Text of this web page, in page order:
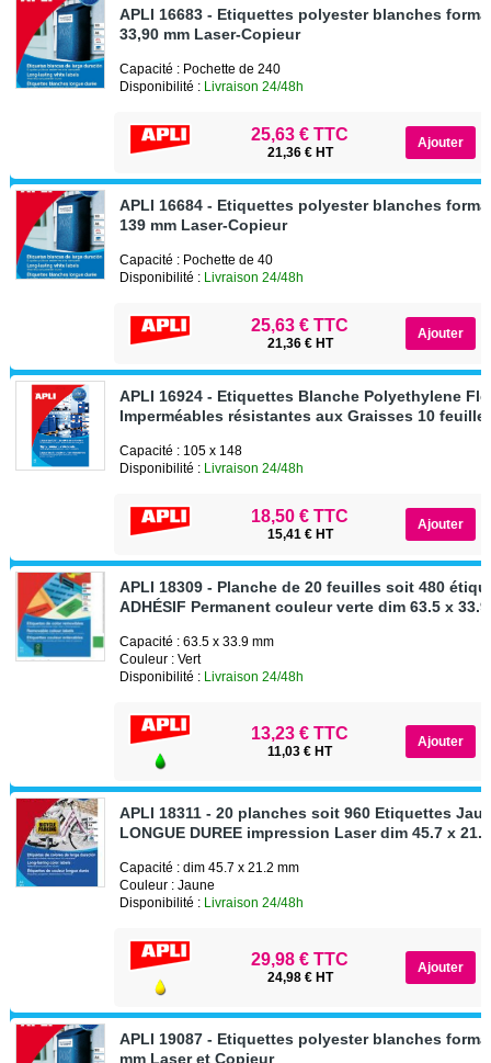
APLI 16683 - Etiquettes polyester blanches
33,90 mm Laser-Copieur
Capacité : Pochette de 240
Disponibilité : Livraison 24/48h
25,63 € TTC
21,36 € HT
APLI 16684 - Etiquettes polyester blanches
139 mm Laser-Copieur
Capacité : Pochette de 40
Disponibilité : Livraison 24/48h
25,63 € TTC
21,36 € HT
APLI 16924 - Etiquettes Blanche Polyethylene
Imperméables résistantes aux Graisses 10
Capacité : 105 x 148
Disponibilité : Livraison 24/48h
18,50 € TTC
15,41 € HT
APLI 18309 - Planche de 20 feuilles soit 480
ADHÉSIF Permanent couleur verte dim 63.5 x
Capacité : 63.5 x 33.9 mm
Couleur : Vert
Disponibilité : Livraison 24/48h
13,23 € TTC
11,03 € HT
APLI 18311 - 20 planches soit 960 Etiquettes
LONGUE DUREE impression Laser dim 45.7 x
Capacité : dim 45.7 x 21.2 mm
Couleur : Jaune
Disponibilité : Livraison 24/48h
29,98 € TTC
24,98 € HT
APLI 19087 - Etiquettes polyester blanches
mm Laser et Copieur